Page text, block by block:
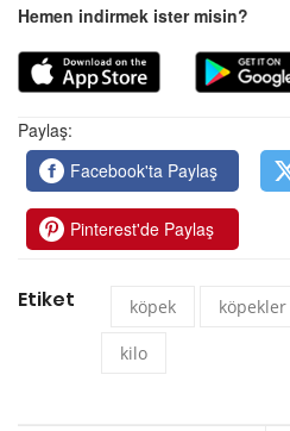
Hemen indirmek ister misin?
Paylaş:
Facebook'ta Paylaş
Pinterest'de Paylaş
Etiket köpek köpekler
kilo